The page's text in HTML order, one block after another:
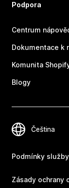
Podpora
Centrum
Dokumentace k
Komunita
Blogy
Podmínky služby
Zásady ochrany